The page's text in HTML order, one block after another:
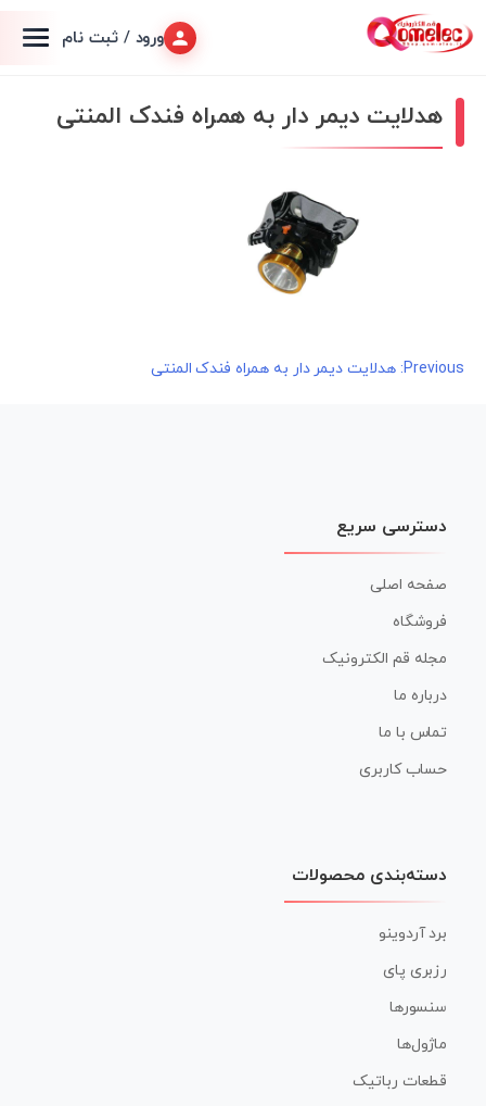
ورود / ثبت نام
هدلایت دیمر دار به همراه فندک المنتی
راهبری
Previous: هدلایت دیمر دار به همراه فندک المنتی
دسترسی سریع
صفحه اصلی
فروشگاه
مجله قم الکترونیک
درباره ما
تماس با ما
حساب کاربری
دسته‌بندی محصولات
برد آردوینو
رزبری پای
سنسورها
ماژول‌ها
قطعات رباتیک